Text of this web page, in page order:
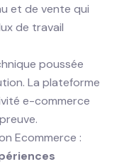
et de vente qui
de travail
poussée
La plateforme
e-commerce
Ecommerce :